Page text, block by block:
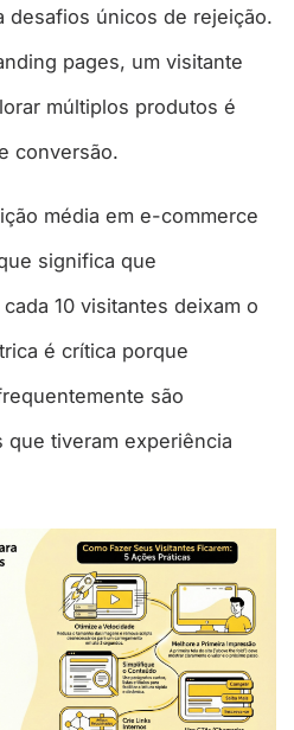
desafios únicos de rejeição.
pages, um visitante
múltiplos produtos é
conversão.
média em e-commerce
significa que
10 visitantes deixam o
é crítica porque
são
que tiveram experiência